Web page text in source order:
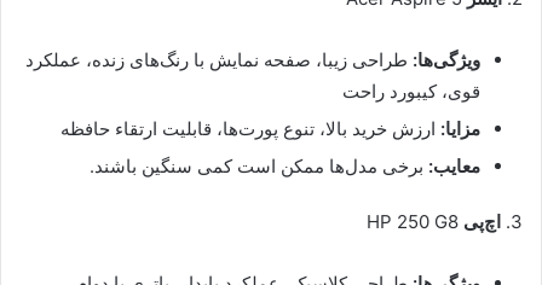
ویژگی‌ها: طراحی زیبا، صفحه نمایش با رنگ‌های زنده، عملکرد
قوی، کیبورد راحت
مزایا: ارزش خرید بالا، تنوع پورت‌ها، قابلیت ارتقاء حافظه
معایب: برخی مدل‌ها ممکن است کمی سنگین باشند.
3. اچ‌پی HP 250 G8